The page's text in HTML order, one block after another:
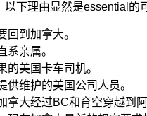
下理由显然是essential的
回到加拿大。
系亲属。
的美国卡车司机。
维护的美国公司人员。
拿大经过BC和育空穿越到